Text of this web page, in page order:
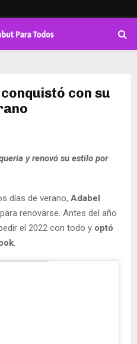
con su
y renovó su estilo por
días de verano, Adabel
renovarse. Antes del año
el 2022 con todo y optó